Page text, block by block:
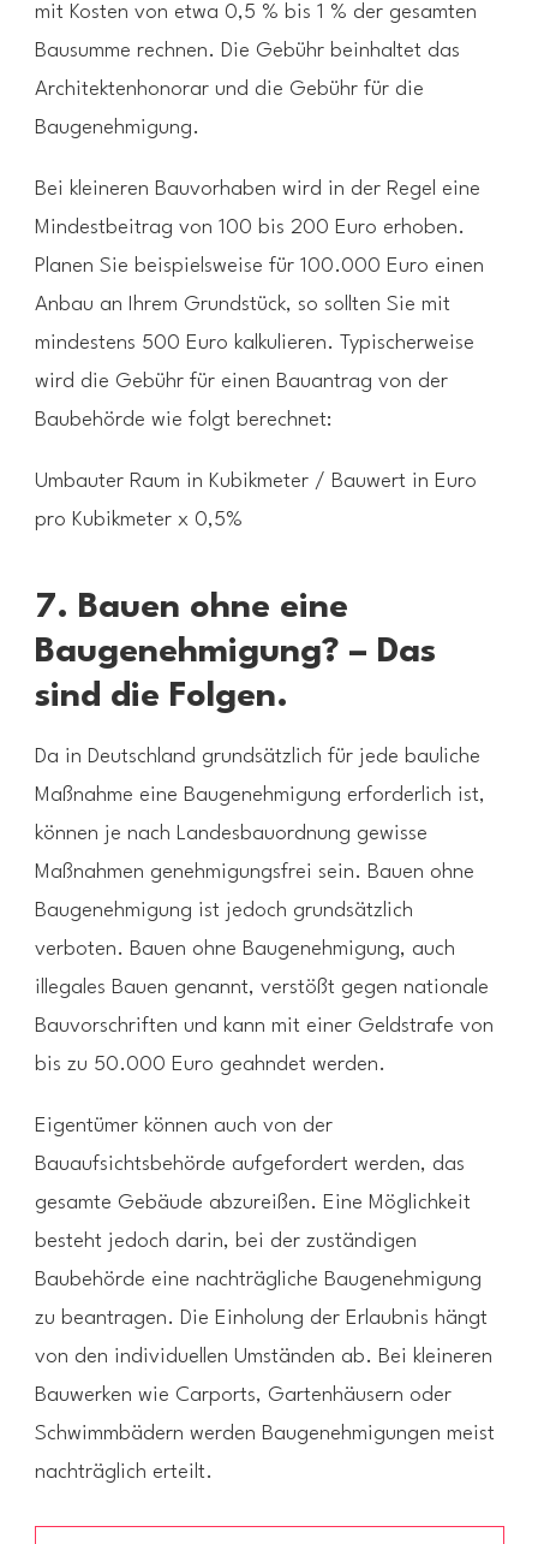
mit Kosten von etwa 0,5 % bis 1 % der gesamten
Bausumme rechnen. Die Gebühr beinhaltet das
Architektenhonorar und die Gebühr für die
Baugenehmigung.
Bei kleineren Bauvorhaben wird in der Regel eine
Mindestbeitrag von 100 bis 200 Euro erhoben.
Planen Sie beispielsweise für 100.000 Euro einen
Anbau an Ihrem Grundstück, so sollten Sie mit
mindestens 500 Euro kalkulieren. Typischerweise
wird die Gebühr für einen Bauantrag von der
Baubehörde wie folgt berechnet:
Umbauter Raum in Kubikmeter / Bauwert in Euro
pro Kubikmeter x 0,5%
7. Bauen ohne eine
Baugenehmigung? – Das
sind die Folgen.
Da in Deutschland grundsätzlich für jede bauliche
Maßnahme eine Baugenehmigung erforderlich ist,
können je nach Landesbauordnung gewisse
Maßnahmen genehmigungsfrei sein. Bauen ohne
Baugenehmigung ist jedoch grundsätzlich
verboten. Bauen ohne Baugenehmigung, auch
illegales Bauen genannt, verstößt gegen nationale
Bauvorschriften und kann mit einer Geldstrafe von
bis zu 50.000 Euro geahndet werden.
Eigentümer können auch von der
Bauaufsichtsbehörde aufgefordert werden, das
gesamte Gebäude abzureißen. Eine Möglichkeit
besteht jedoch darin, bei der zuständigen
Baubehörde eine nachträgliche Baugenehmigung
zu beantragen. Die Einholung der Erlaubnis hängt
von den individuellen Umständen ab. Bei kleineren
Bauwerken wie Carports, Gartenhäusern oder
Schwimmbädern werden Baugenehmigungen meist
nachträglich erteilt.